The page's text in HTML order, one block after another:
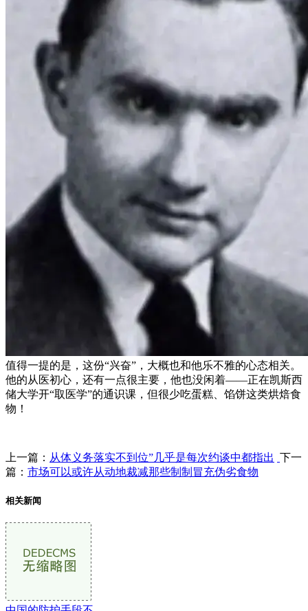
值得一提的是，这份“兴奋”，大概也和他乐不雅的心态相关。
他的从医初心，还有一点很主要，他也没闲着——正在凯斯西
储大学开“取医学”的通识课，但很少吃蛋糕、馅饼这类烘焙食
物！
上一篇： 从体义务落实不到位”几乎是每次约谈中都指出 下一
篇： 市场可以或许从动地裁减那些制制冒充伪劣食物
相关新闻